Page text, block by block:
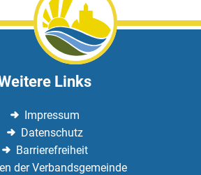
Links
Impressum
Datenschutz
Barrierefreiheit
der Verbandsgemeinde